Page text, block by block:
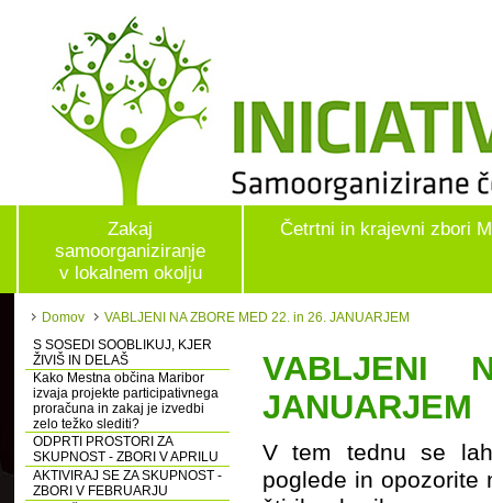
Zakaj
samoorganiziranje
v lokalnem okolju
Četrtni in krajevni zbori
Domov
VABLJENI NA ZBORE MED 22. in 26. JANUARJEM
S SOSEDI SOOBLIKUJ, KJER
ŽIVIŠ IN DELAŠ
Kako Mestna občina Maribor
izvaja projekte participativnega
proračuna in zakaj je izvedbi
zelo težko slediti?
ODPRTI PROSTORI ZA
SKUPNOST - ZBORI V APRILU
AKTIVIRAJ SE ZA SKUPNOST -
ZBORI V FEBRUARJU
JANUARJEM
V tem tednu se
poglede in opozorite